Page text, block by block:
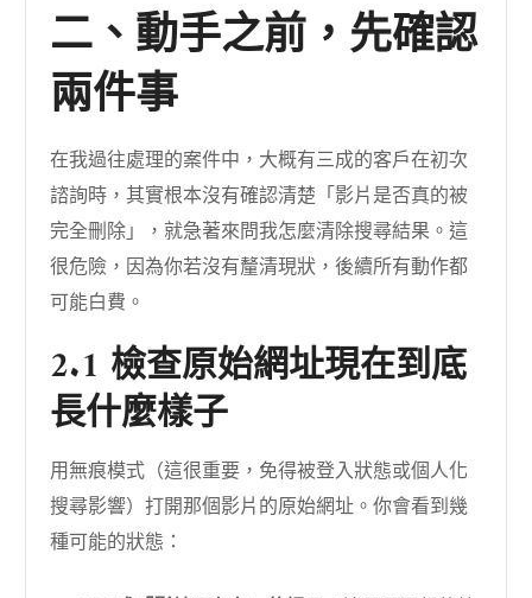
二、動手之前，先確認
兩件事
在我過往處理的案件中，大概有三成的客戶在初次
諮詢時，其實根本沒有確認清楚「影片是否真的被
完全刪除」，就急著來問我怎麼清除搜尋結果。這
很危險，因為你若沒有釐清現狀，後續所有動作都
可能白費。
2.1 檢查原始網址現在到底
長什麼樣子
用無痕模式（這很重要，免得被登入狀態或個人化
搜尋影響）打開那個影片的原始網址。你會看到幾
種可能的狀態：